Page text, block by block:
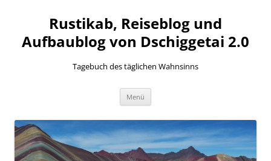
Rustikab, Reiseblog und
Aufbaublog von Dschiggetai 2.0
Tagebuch des täglichen Wahnsinns
Menü